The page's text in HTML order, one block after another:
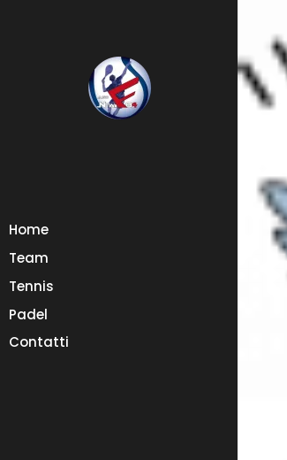
Home
Team
Tennis
Padel
Contatti